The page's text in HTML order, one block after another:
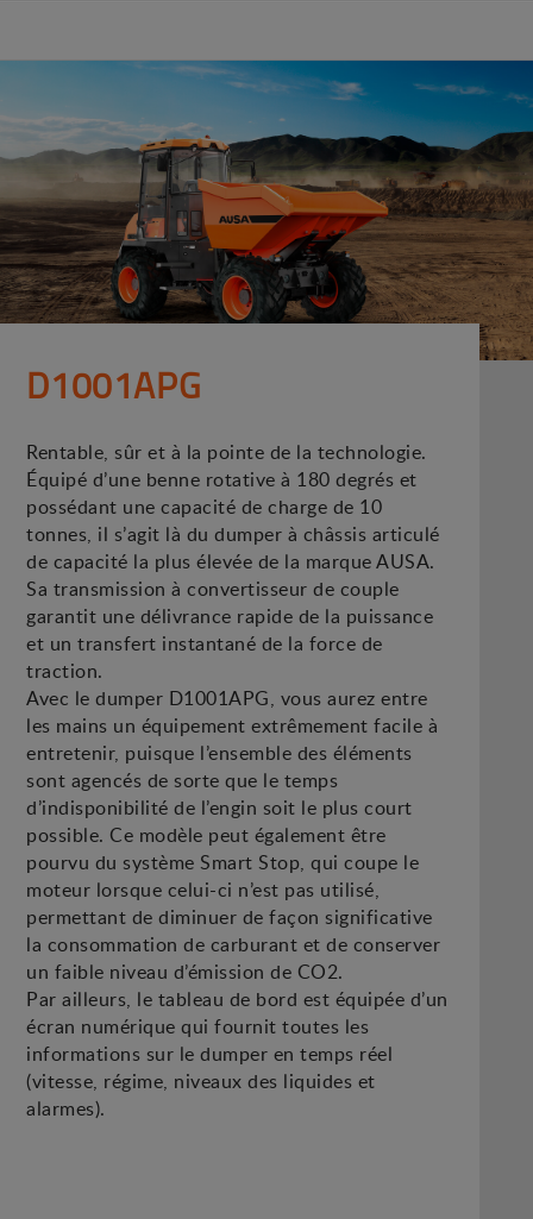
D1001APG
Rentable, sûr et à la pointe de la technologie.
Équipé d’une benne rotative à 180 degrés et
possédant une capacité de charge de 10
tonnes, il s’agit là du dumper à châssis articulé
de capacité la plus élevée de la marque AUSA.
Sa transmission à convertisseur de couple
garantit une délivrance rapide de la puissance
et un transfert instantané de la force de
traction.
Avec le dumper D1001APG, vous aurez entre
les mains un équipement extrêmement facile à
entretenir, puisque l’ensemble des éléments
sont agencés de sorte que le temps
d’indisponibilité de l’engin soit le plus court
possible. Ce modèle peut également être
pourvu du système Smart Stop, qui coupe le
moteur lorsque celui-ci n’est pas utilisé,
permettant de diminuer de façon significative
la consommation de carburant et de conserver
un faible niveau d’émission de CO2.
Par ailleurs, le tableau de bord est équipée d’un
écran numérique qui fournit toutes les
informations sur le dumper en temps réel
(vitesse, régime, niveaux des liquides et
alarmes).